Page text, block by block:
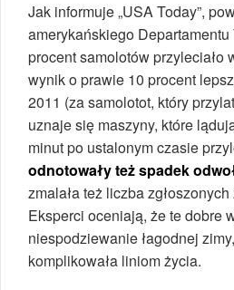
Jak informuje „USA Today”,
amerykańskiego
procent samolotów przyleciało
wynik o prawie 10 procent
2011 (za samolotot, który
uznaje się maszyny, które
minut po ustalonym czasie
odnotowały też spadek
zmalała też liczba
Eksperci oceniają, że te dobre
niespodziewanie łagodnej
komplikowała liniom życia.